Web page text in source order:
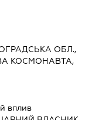
ОБЛ.,
КОСМОНАВТА,
вплив